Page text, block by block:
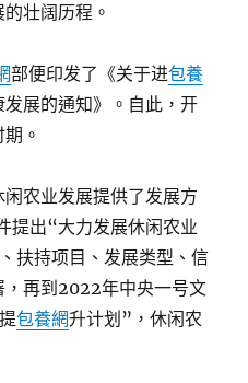
壮阔历程。
部便印发了《关于进包養
展的通知》。自此，开
。
农业发展提供了发展方
提出“大力发展休闲农业
扶持项目、发展类型、信
再到2022年中央一号文
包養網升计划”，休闲农